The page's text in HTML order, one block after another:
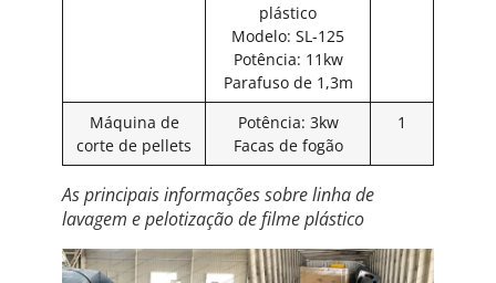
plástico
Modelo: SL-125
Potência: 11kw
Parafuso de 1,3m
Máquina de
corte de pellets
Potência: 3kw
Facas de fogão
1
As principais informações sobre linha de
lavagem e pelotização de filme plástico